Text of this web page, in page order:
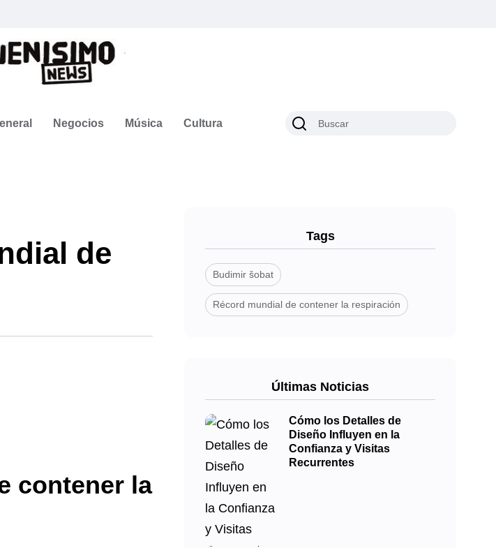
Negocios Música Cultura
de
contener la
Tags
Budimir šobat
Récord mundial de contener la respiración
Últimas Noticias
Cómo los Detalles de
Diseño Influyen en la
Confianza y Visitas
Recurrentes